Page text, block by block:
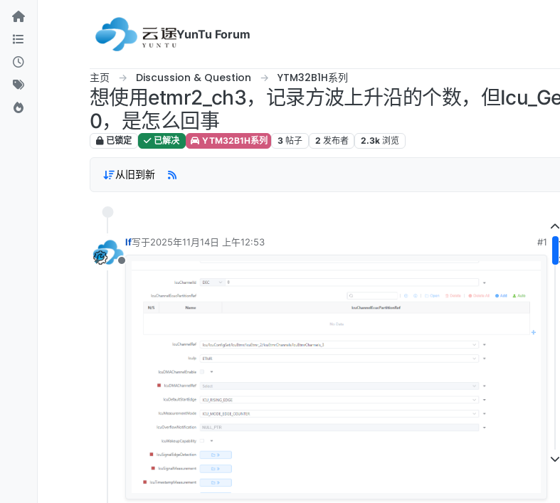
跳转至内容
YunTu Forum
主页 Discussion & Question YTM32B1H系列
想使用etmr2_ch3，记录方波上升沿的个数，但
0，是怎么回事
已锁定 已解决 YTM32B1H系列 3 帖子 2 发布者 2.3k 浏览
从旧到新
离线
lf写于2025年11月14日 上午12:53
最后由 编辑
#1